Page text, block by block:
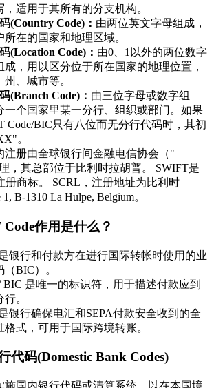
适用于其所有的分支机构。
(Country Code)： 由两位英文字母组成，
所在的国家和地理区域。
(Location Code)： 由0、1以外的两位数字
成，用以区分位于所在国家的地理位置，
、城市等。
(Branch Code)： 由三位字母或数字组
一个国家里某一分行、组织或部门。如果
Code/BIC只有八位而无分行代码时，其初
。
注册由全球银行间金融电信协会（"
，其总部位于比利时拉胡普。 SWIFT是
册商标。 SCRL，注册地址为比利时
1, B-1310 La Hulpe, Belgium。
作用是什么？
银行和付款方在进行国际转帐时使用的业
BIC）。
BIC 是唯一的标识符，用于描述付款应到
。
银行确保电汇和SEPA付款安全收到的全
式，可用于国际跨境转账。
代码(Domestic Bank Codes)
施国内银行代码或清算系统，以在本国境